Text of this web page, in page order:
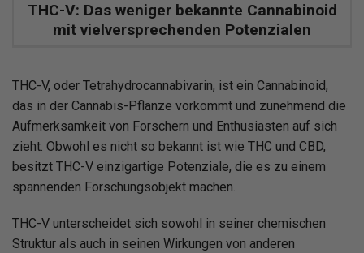
THC-V: Das weniger bekannte Cannabinoid
mit vielversprechenden Potenzialen
THC-V, oder Tetrahydrocannabivarin, ist ein Cannabinoid,
das in der Cannabis-Pflanze vorkommt und zunehmend die
Aufmerksamkeit von Forschern und Enthusiasten auf sich
zieht. Obwohl es nicht so bekannt ist wie THC und CBD,
besitzt THC-V einzigartige Potenziale, die es zu einem
spannenden Forschungsobjekt machen.
THC-V unterscheidet sich sowohl in seiner chemischen
Struktur als auch in seinen Wirkungen von anderen